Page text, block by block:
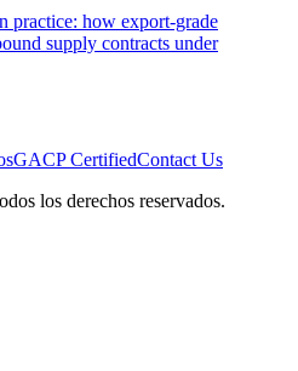
practice: how export-grade
supply contracts under
GACP CertifiedContact Us
los derechos reservados.